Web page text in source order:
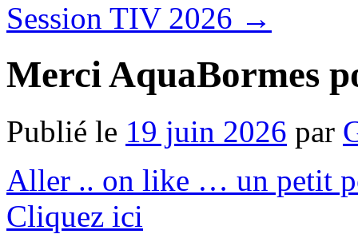
Session TIV 2026 →
Merci AquaBormes
Publié le 19 juin 2026 par
Aller .. on like … un petit
Cliquez ici